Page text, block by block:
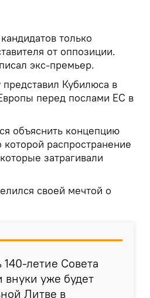
только
от оппозиции.
экс-премьер.
Кубилюса в
перед послами ЕС в
объяснить концепцию
распространение
затрагивали
своей мечтой о
летие Совета
внуки уже будет
Литве в